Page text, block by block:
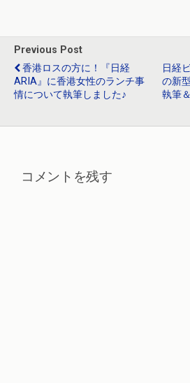
o
o
k
a
n
Previous Post
香港ロスの方に！『日経
ARIA』に香港女性のランチ事
情について執筆しました♪
日経
の新
執筆
コメントを残す